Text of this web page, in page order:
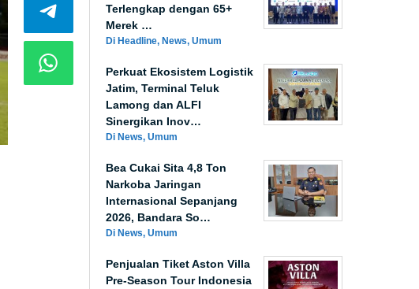
Terlengkap dengan 65+
Merek …
Di Headline, News, Umum
Perkuat Ekosistem Logistik
Jatim, Terminal Teluk
Lamong dan ALFI
Sinergikan Inov…
Di News, Umum
Bea Cukai Sita 4,8 Ton
Narkoba Jaringan
Internasional Sepanjang
2026, Bandara So…
Di News, Umum
Penjualan Tiket Aston Villa
Pre-Season Tour Indonesia